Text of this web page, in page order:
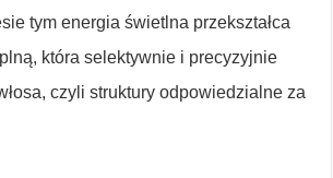
tym energia świetlna przekształca
która selektywnie i precyzyjnie
czyli struktury odpowiedzialne za